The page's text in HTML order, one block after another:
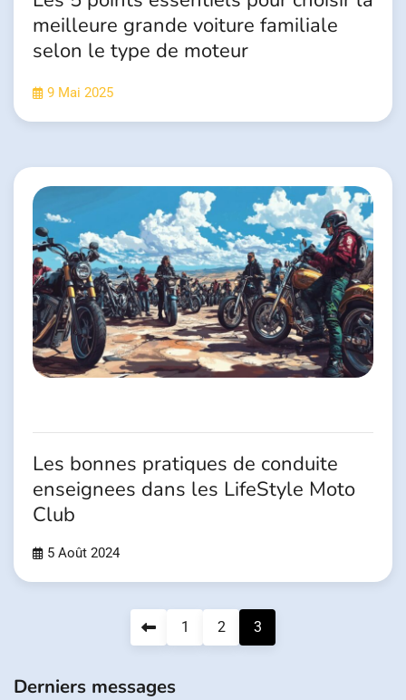
meilleure grande voiture familiale
selon le type de moteur
9 Mai 2025
Les bonnes pratiques de conduite
enseignees dans les LifeStyle Moto
Club
5 Août 2024
publications
1 2 3
Derniers messages